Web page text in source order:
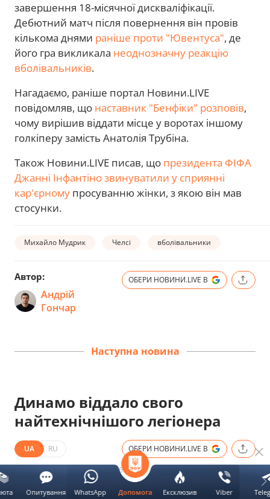
завершення 18-місячної дискваліфікації.
Дебютний матч після повернення він провів
кількома днями раніше проти "Ювентуса", де
його гра викликала неоднозначну реакцію
вболівальників.
Нагадаємо, раніше портал Новини.LIVE
повідомляв, що наставник "Бенфіки" розповів,
чому вирішив віддати місце у воротах іншому
голкіперу замість Анатолія Трубіна.
Також Новини.LIVE писав, що президента ФІФА
Джанні Інфантіно звинуватили у сприянні
кар'єрному просуванню жінки, з якою він мав
стосунки.
Михайло Мудрик Челсі вболівальники
Автор:
Андрій
Гончар
ОБЕРИ НОВИНИ.LIVE В
Наступна новина
Динамо віддало свого
найтехнічнішого легіонера
UA RU ОБЕРИ НОВИНИ.LIVE В
Дата публікації: 8 серпня 2026 21:01
Допомога Ексклюзив Viber
Опитування WhatsApp